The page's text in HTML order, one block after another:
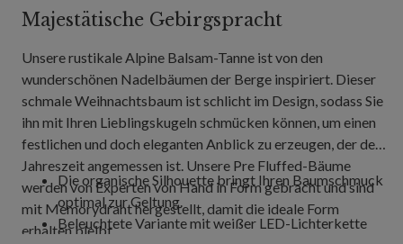
Majestätische Gebirgspracht
Unsere rustikale Alpine Balsam-Tanne ist von den
wunderschönen Nadelbäumen der Berge inspiriert. Dieser
schmale Weihnachtsbaum ist schlicht im Design, sodass Sie
ihn mit Ihren Lieblingskugeln schmücken können, um einen
festlichen und doch eleganten Anblick zu erzeugen, der der
Jahreszeit angemessen ist. Unsere Pre Fluffed-Bäume
werden von Experten von Hand in Form gebracht und sind
mit Memorydraht hergestellt, damit die ideale Form
erhalten bleibt.
Die organische Silhouette bringt Ihren Baumschmuck
optimal zur Geltung.
Beleuchtete Variante mit weißer LED-Lichterkette